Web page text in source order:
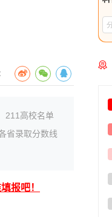
211高校名单
省录取分数线
报吧！